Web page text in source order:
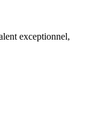
exceptionnel,